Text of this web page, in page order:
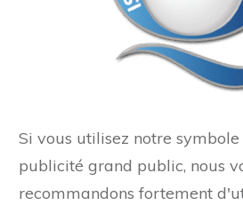
Si vous utilisez notre
publicité grand public, nous
recommandons fortement